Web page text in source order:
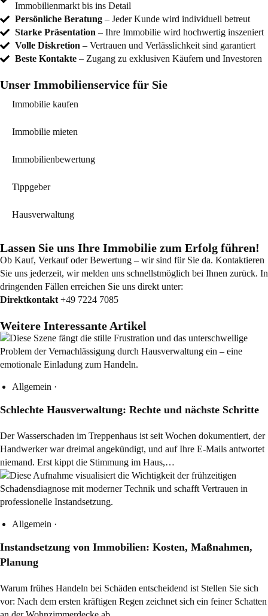
Immobilienmarkt bis ins Detail
Persönliche Beratung – Jeder Kunde wird individuell betreut
Starke Präsentation – Ihre Immobilie wird hochwertig inszeniert
Volle Diskretion – Vertrauen und Verlässlichkeit sind garantiert
Beste Kontakte – Zugang zu exklusiven Käufern und Investoren
Unser Immobilienservice für Sie
Immobilie kaufen
Immobilie mieten
Immobilienbewertung
Tippgeber
Hausverwaltung
Lassen Sie uns Ihre Immobilie zum Erfolg führen!
Ob Kauf, Verkauf oder Bewertung – wir sind für Sie da. Kontaktieren
Sie uns jederzeit, wir melden uns schnellstmöglich bei Ihnen zurück. In
dringenden Fällen erreichen Sie uns direkt unter:
Direktkontakt +49 7224 7085
Weitere Interessante Artikel
Allgemein ·
Schlechte Hausverwaltung: Rechte und nächste Schritte
Der Wasserschaden im Treppenhaus ist seit Wochen dokumentiert, der
Handwerker war dreimal angekündigt, und auf Ihre E-Mails antwortet
niemand. Erst kippt die Stimmung im Haus,…
Allgemein ·
Instandsetzung von Immobilien: Kosten, Maßnahmen,
Planung
Warum frühes Handeln bei Schäden entscheidend ist Stellen Sie sich
vor: Nach dem ersten kräftigen Regen zeichnet sich ein feiner Schatten